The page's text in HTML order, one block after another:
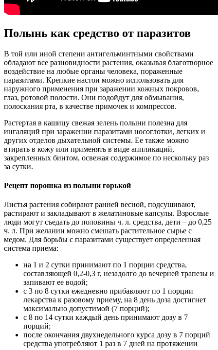
Полынь как средство от паразитов
В той или иной степени антигельминтными свойствами
обладают все разновидности растения, оказывая благотворное
воздействие на любые органы человека, пораженные
паразитами. Крепкие настои можно использовать для
наружного применения при заражении кожных покровов,
глаз, ротовой полости. Они подойдут для обмывания,
полоскания рта, в качестве примочек и компрессов.
Растертая в кашицу свежая зелень полыни полезна для
ингаляций при заражении паразитами носоглотки, легких и
других отделов дыхательной системы. Ее также можно
втирать в кожу или применять в виде аппликаций,
закрепленных бинтом, освежая содержимое по нескольку раз
за сутки.
Рецепт порошка из полыни горькой
Листья растения собирают ранней весной, подсушивают,
растирают и закладывают в желатиновые капсулы. Взрослые
люди могут съедать до половины ч. л. средства, дети – до 0,25
ч. л. При желании можно смешать растительное сырье с
медом. Для борьбы с паразитами существует определенная
система приема:
на 1 и 2 сутки принимают по 1 порции средства,
составляющей 0,2-0,3 г, незадолго до вечерней трапезы и
запивают ее водой;
с 3 по 8 сутки ежедневно прибавляют по 1 порции
лекарства к разовому приему, на 8 день доза достигнет
максимально допустимой (7 порций);
с 8 по 14 сутки каждый день принимают дозу в 7
порций;
после окончания двухнедельного курса дозу в 7 порций
средства употребляют 1 раз в 7 дней на протяжении